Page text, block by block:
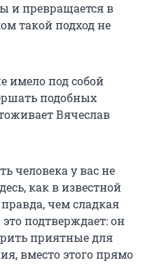
и превращается в
такой подход не
имело под собой
подобных
Вячеслав
человека у вас не
как в известной
чем сладкая
подтверждает: он
приятные для
вместо этого прямо